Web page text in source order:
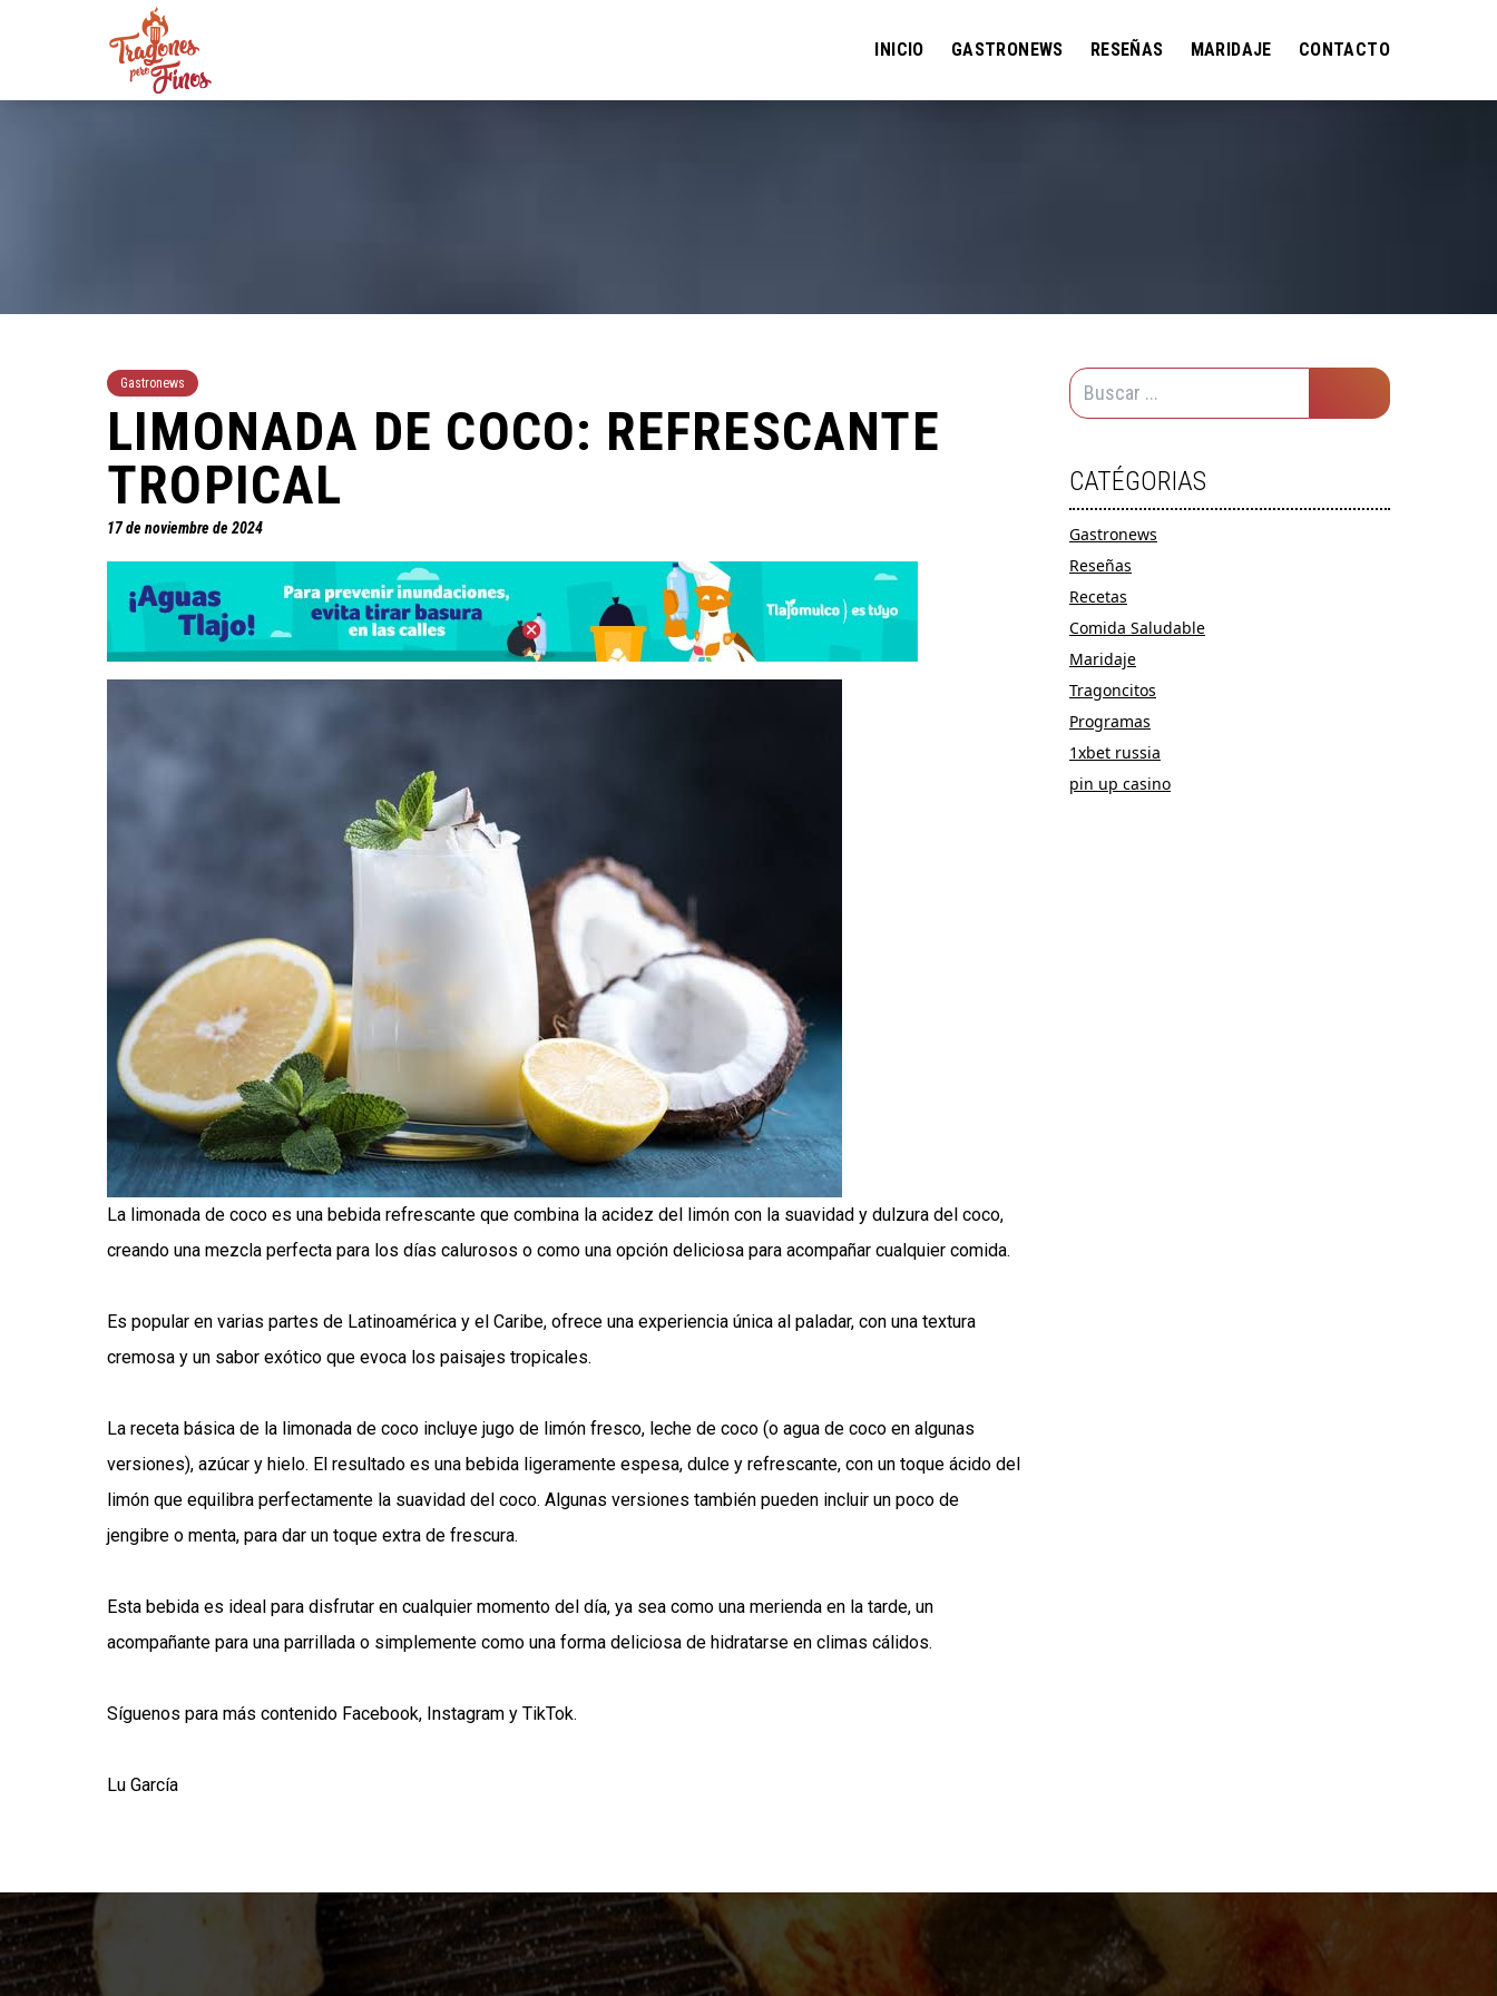
INICIO GASTRONEWS RESEÑAS MARIDAJE CONTACTO
Gastronews
LIMONADA DE COCO: REFRESCANTE
TROPICAL
17 de noviembre de 2024
La limonada de coco es una bebida refrescante que combina la acidez del limón con la suavidad y dulzura del coco,
creando una mezcla perfecta para los días calurosos o como una opción deliciosa para acompañar cualquier comida.
Es popular en varias partes de Latinoamérica y el Caribe, ofrece una experiencia única al paladar, con una textura
cremosa y un sabor exótico que evoca los paisajes tropicales.
La receta básica de la limonada de coco incluye jugo de limón fresco, leche de coco (o agua de coco en algunas
versiones), azúcar y hielo. El resultado es una bebida ligeramente espesa, dulce y refrescante, con un toque ácido del
limón que equilibra perfectamente la suavidad del coco. Algunas versiones también pueden incluir un poco de
jengibre o menta, para dar un toque extra de frescura.
Esta bebida es ideal para disfrutar en cualquier momento del día, ya sea como una merienda en la tarde, un
acompañante para una parrillada o simplemente como una forma deliciosa de hidratarse en climas cálidos.
Síguenos para más contenido Facebook, Instagram y TikTok.
Lu García
CATÉGORIAS
Gastronews
Reseñas
Recetas
Comida Saludable
Maridaje
Tragoncitos
Programas
1xbet russia
pin up casino